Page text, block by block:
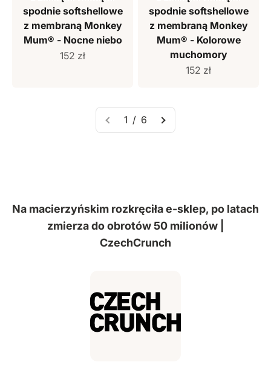
spodnie softshellowe
z membraną Monkey
Mum® - Nocne niebo
Cena sprzedaży
152 zł
spodnie softshellowe
z membraną Monkey
Mum® - Kolorowe
muchomory
Cena sprzedaży
152 zł
1 / 6
Na macierzyńskim rozkręciła e-sklep, po latach
zmierza do obrotów 50 milionów |
CzechCrunch